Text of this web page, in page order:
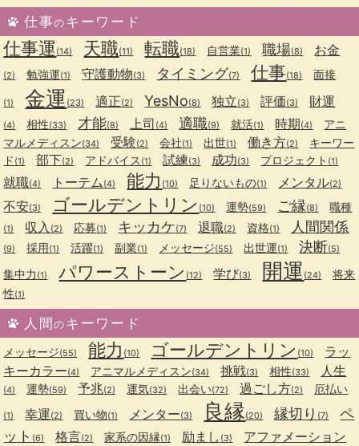
仕事のキーワード
仕事運 (14) 天職(11) 転職(18) 自営業(1) 職場(8) お金
(2) 勉強運(1) 守護動物(3) タイミング(7) 仕事(18) 面接
(1) 金運 (23) 適正(2) YesNo(8) 独立(3) 評価(3) 財運
(4) 相性(33) 才能(8) 上司 (4) 適職(9) 就活(1) 時期(4)
アニ
マルメディスン(34) 受験(2) 会社(1) 出世(1) 働き方(2)
キーワー
ド (1) 部下(2) アドバイス (1) 試練(3) 成功(3) プロジェクト (1)
就職(4) トーテム(4) 能力 (10) 足りないもの(1) メンタル(2)
不安(3) ゴールデントリン (10) 運勢(59) ご縁(8) 職種
(1) 収入 (2) 応募(1) キッカケ(7) 退職(2) 資格(1) 人間関係
(9) 採用(1) 活躍(1) 副業(1) メッセージ(55) 出世運(1) 決断(5)
集中力 (1) パワーストーン (12) 学び(3) 開運 (24)
将来
性(1)
人間のキーワード
メッセージ(55) 能力 (10) ゴールデントリン (10)
ラッ
キーカラー(4) アニマルメディスン(34) 挑戦(3) 相性(33) 人生
(4) 運勢(59) 予兆(2) 運気(32) 出会い(72) 過ごし方(2) 厄払い
(1) 幸運(2) 買い物(1) メンター(3) 良縁(20) 縁切り (7)
ペ
ット (6) 格言(2) 家系の因縁(1) 励まし (3) アファメーション